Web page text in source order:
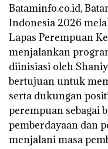
Bataminfo.co.id,
Indonesia 2026
Lapas Perempuan
menjalankan
diinisiasi oleh
bertujuan untuk
serta dukungan
perempuan sebagai
pemberdayaan dan
menjalani masa